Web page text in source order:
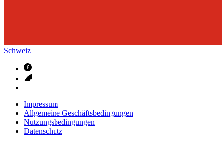
Schweiz
Impressum
Allgemeine Geschäftsbedingungen
Nutzungsbedingungen
Datenschutz